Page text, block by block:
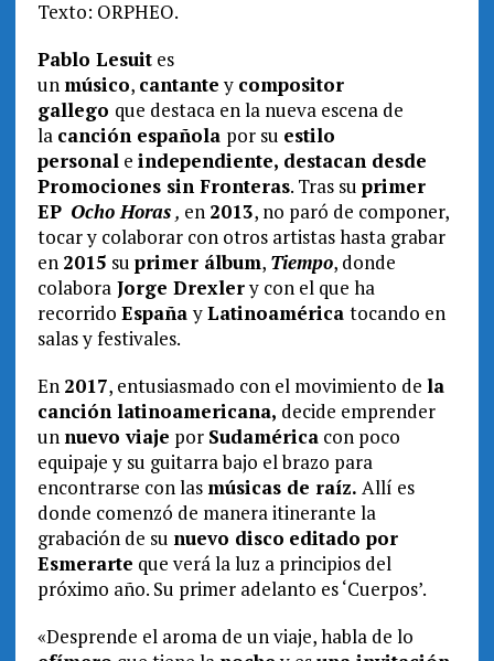
Texto: ORPHEO.
Pablo Lesuites
un músico, cantantey compositor
gallego que destaca en la nueva escena de
la canción española por su estilo
personale independiente, destacan desde
Promociones sin Fronteras. Tras su primer
EP Ocho Horas, en 2013, no paró de componer,
tocar y colaborar con otros artistas hasta grabar
en 2015 su primer álbum, Tiempo, donde
colaboraJorge Drexlery con el que ha
recorrido EspañayLatinoamérica tocando en
salas y festivales.
En 2017, entusiasmado con el movimiento de la
canción latinoamericana, decide emprender
un nuevo viaje por Sudaméricacon poco
equipaje y su guitarra bajo el brazo para
encontrarse con las músicas de raíz. Allí es
donde comenzó de manera itinerante la
grabación de su nuevo disco editado por
Esmerarte que verá la luz a principios del
próximo año. Su primer adelanto es ‘Cuerpos’.
«Desprende el aroma de un viaje, habla de lo